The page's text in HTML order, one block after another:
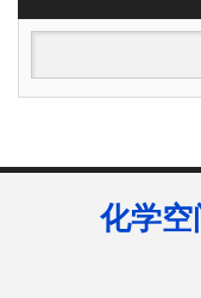
化学